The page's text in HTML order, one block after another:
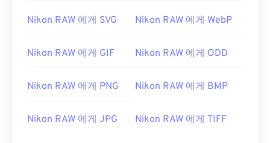
Nikon RAW 에게 SVG Nikon RAW 에게 WebP
Nikon RAW 에게 GIF Nikon RAW 에게 ODD
Nikon RAW 에게 PNG Nikon RAW 에게 BMP
Nikon RAW 에게 JPG Nikon RAW 에게 TIFF